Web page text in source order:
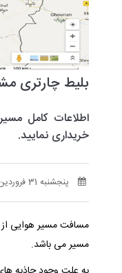
بلیط چارتری
اطلاعات کامل
خریداری نمایید.
پنجشنبه 31 فروردین 1396
مسافت مسیر هوایی از مبدا مشهد به مقصد
مسیر می باشد.